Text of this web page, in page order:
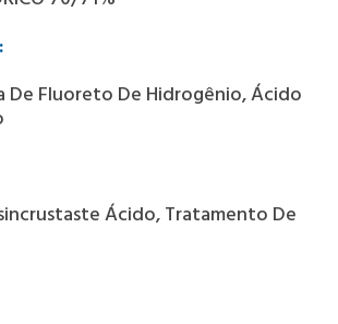
De Fluoreto De Hidrogênio, Ácido
Ácido, Tratamento De